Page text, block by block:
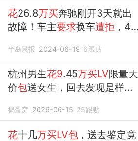
花26.8万买奔驰刚开3天就出
故障！车主要求换车遭拒 ，4S
半岛晨报 2024-06-19 6跟贴
杭州男生花9.45万买LV限量天
价包送女生，回去发现是样品
捣蛋窝 2026-06-15 25跟贴
花十几万买LV包，送去鉴定竟